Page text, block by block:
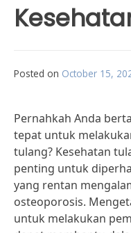
Posted on October 15,
Pernahkah Anda
tepat untuk
tulang? Kesehatan
penting untuk
yang rentan
osteoporosis.
untuk melakukan